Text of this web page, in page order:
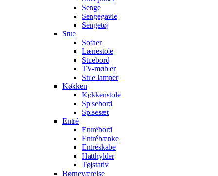
Senge
Sengegavle
Sengetøj
Stue
Sofaer
Lænestole
Stuebord
TV-møbler
Stue lamper
Køkken
Køkkenstole
Spisebord
Spisesæt
Entré
Entrébord
Entrébænke
Entréskabe
Hatthylder
Tøjstativ
Børneværelse